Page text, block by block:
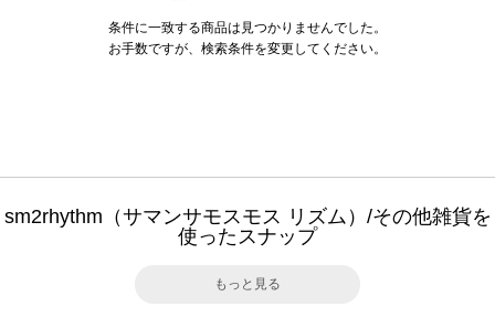
条件に一致する商品は見つかりませんでした。
お手数ですが、検索条件を変更してください。
sm2rhythm（サマンサモスモス リズム）/その他雑貨を
使ったスナップ
もっと見る